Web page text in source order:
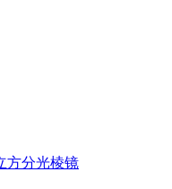
方分光棱镜